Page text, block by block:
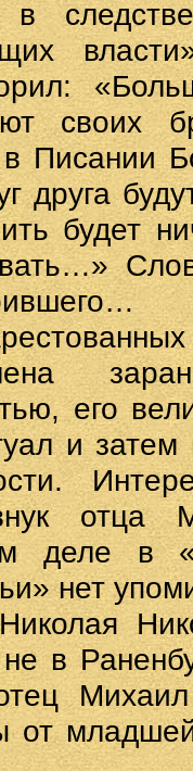
своих
Писании
друга
будет
его
и затем
деле в
нет
в
от